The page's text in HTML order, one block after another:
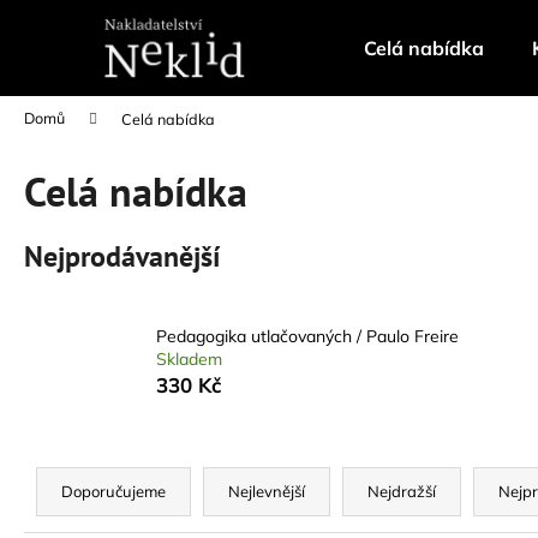
Celá nabídka
Domů Celá nabídka
Celá nabídka
Nejprodávanější
Pedagogika utlačovaných / Paulo Freire
Skladem
330 Kč
Ř
z
Doporučujeme Nejlevnější Nejdražší
í
Zpět
do
Zpět
do
PEDAGOGIKA UTLAČOVANÝCH /